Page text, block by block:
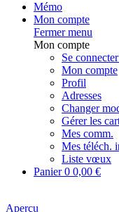
Mémo
Mon compte
Fermer menu
Mon compte
Se connecter
Mon compte
Profil
Adresses
Changer
Gérer les
Mes comm.
Mes téléch.
Liste vœux
Panier0 0,00 €
Aperçu